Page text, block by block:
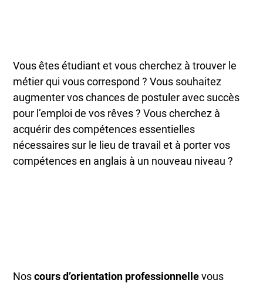
Vous êtes étudiant et vous cherchez à trouver le
métier qui vous correspond ? Vous souhaitez
augmenter vos chances de postuler avec succès
pour l’emploi de vos rêves ? Vous cherchez à
acquérir des compétences essentielles
nécessaires sur le lieu de travail et à porter vos
compétences en anglais à un nouveau niveau ?
Noscours d’orientation professionnellevous